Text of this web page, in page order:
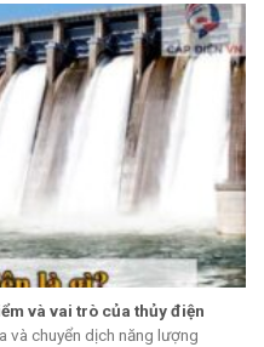
và vai trò của thủy điện
và chuyển dịch năng lượng